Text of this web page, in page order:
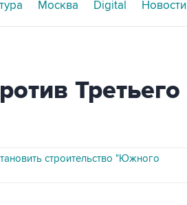
Москва Digital Новости
Третьего
строительство "Южного